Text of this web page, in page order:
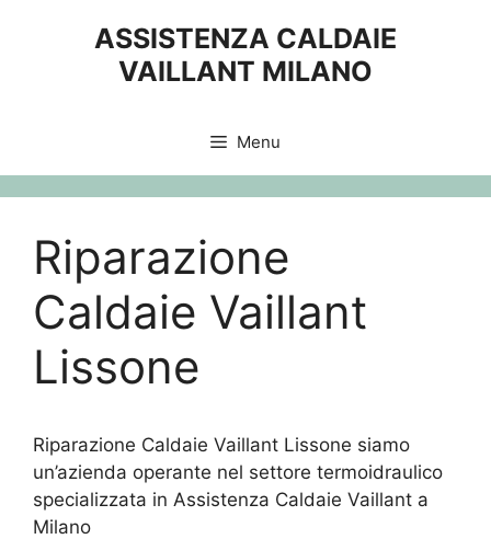
ASSISTENZA CALDAIE
VAILLANT MILANO
Menu
Riparazione
Caldaie Vaillant
Lissone
Riparazione Caldaie Vaillant Lissone siamo
un’azienda operante nel settore termoidraulico
specializzata in Assistenza Caldaie Vaillant a
Milano